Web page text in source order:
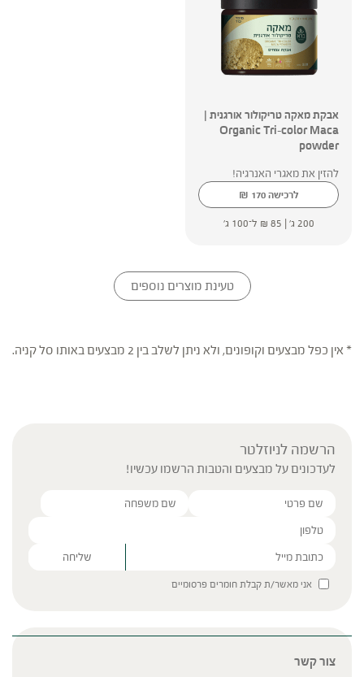
אבקת מאקה טריקולור אורגנית |
Organic Tri-color Maca
powder
להזין את מאגרי האנרגיה!
לרכישה ₪ 170
200 ג' | ₪ 85 ל־100 ג'
טעינת מוצרים נוספים
* אין כפל מבצעים וקופונים, ולא ניתן לשלב בין 2 מבצעים באותו סל קניה.
הרשמה לניוזלטר
לעדכונים על מבצעים והטבות הרשמו עכשיו!
Please leave this field empty.
אני מאשר/ת קבלת חומרים פרסומיים
צור קשר